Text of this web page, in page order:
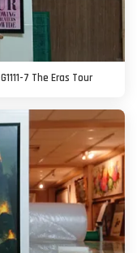
7 The Eras Tour